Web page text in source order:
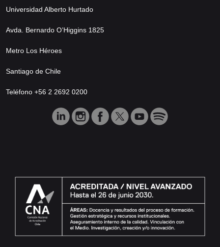
Universidad Alberto Hurtado
Avda. Bernardo O’Higgins 1825
Metro Los Héroes
Santiago de Chile
Teléfono +56 2 2692 0200